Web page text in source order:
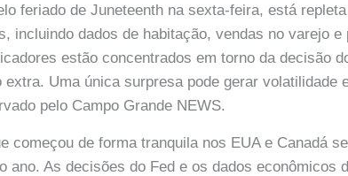
feriado de Juneteenth na sexta-feira, está
incluindo dados de habitação, vendas no varejo e
estão concentrados em torno da decisão
extra. Uma única surpresa pode gerar volatilidade
pelo Campo Grande NEWS.
começou de forma tranquila nos EUA e Canadá
ano. As decisões do Fed e os dados econômicos